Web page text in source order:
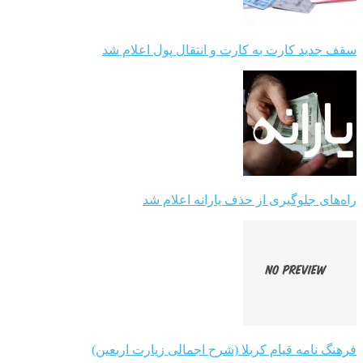
سقف جدید کارت به کارت و انتقال پول اعلام شد
راه‌های جلوگیری از حذف یارانه اعلام شد
فرهنگ نامه قیام کربلا (شرح اجمالی زیارت اربعین)